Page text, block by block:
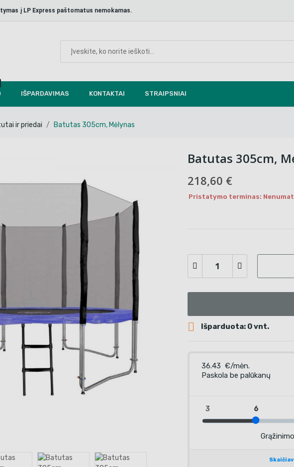
į LP Express paštomatus nemokamas.
IŠPARDAVIMAS KONTAKTAI STRAIPSNIAI
ir priedai Batutas 305cm, Mėlynas
Batutas 305cm,
218,60 €
Pristatymo terminas:
 Išparduota: 0 vnt.